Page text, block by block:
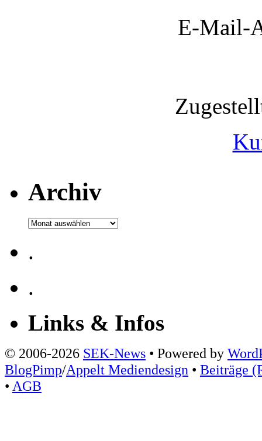
E-Mail-
Archiv
Archiv
.
.
Links & Infos
© 2006-2026 SEK-News • Powered by
BlogPimp/Appelt Mediendesign • Beiträge
• AGB